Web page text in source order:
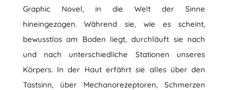
Graphic Novel, in die Welt der Sinne
hineingezogen. Während sie, wie es scheint,
bewusstlos am Boden liegt, durchläuft sie nach
und nach unterschiedliche Stationen unseres
Körpers. In der Haut erfährt sie alles über den
Tastsinn, über Mechanorezeptoren, Schmerzen